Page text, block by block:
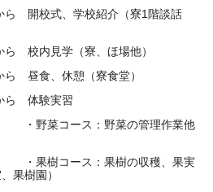
、学校紹介（寮1階談話
学（寮、ほ場他）
、休憩（寮食堂）
験実習
野菜の管理作業他
果樹の収穫、果実
果樹園）